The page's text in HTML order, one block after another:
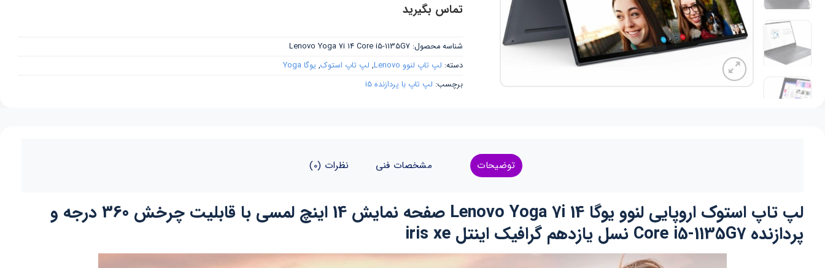
تماس بگیرید
شناسه محصول: Lenovo Yoga 7i 14 Core i5-1135G7
دسته: لپ تاپ لنوو Lenovo , لپ تاپ استوک, یوگا Yoga
برچسب: لپ تاپ با پردازنده i5
توضیحات مشخصات فنی نظرات (0)
لپ تاپ استوک اروپایی لنوو یوگا Lenovo Yoga 7i 14 صفحه نمایش 14 اینچ لمسی با قابلیت چرخش 360 درجه و
پردازنده Core i5-1135G7 نسل یازدهم گرافیک اینتل iris xe